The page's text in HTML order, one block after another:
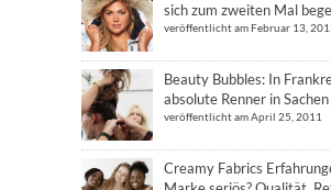
sich zum zweiten Mal
veröffentlicht am Februar 13,
Beauty Bubbles: In
absolute Renner in
veröffentlicht am April 25, 2011
Creamy Fabrics